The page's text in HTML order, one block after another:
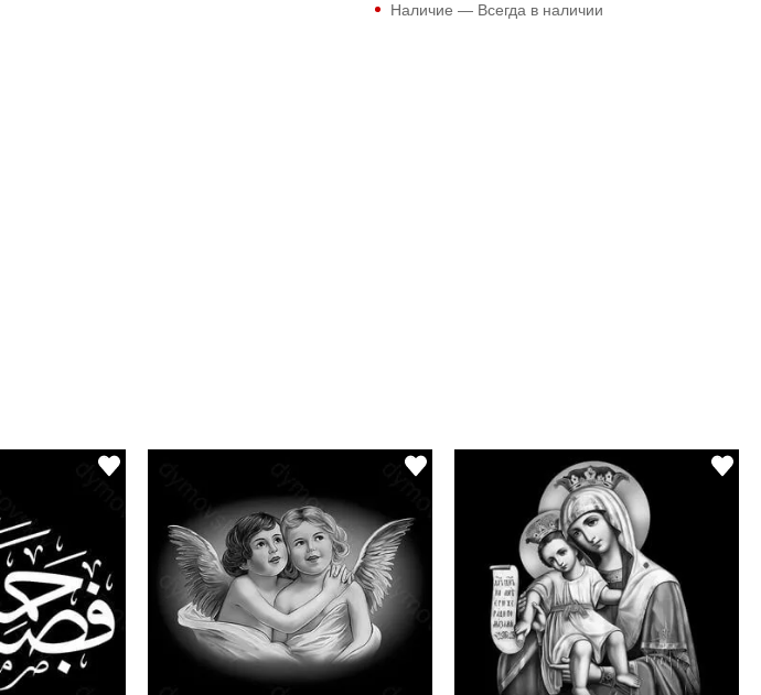
Наличие — Всегда в наличии